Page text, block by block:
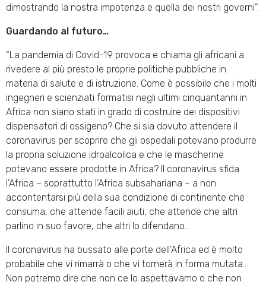
dimostrando la nostra impotenza e quella dei nostri governi”.
Guardando al futuro…
“La pandemia di Covid-19 provoca e chiama gli africani a
rivedere al più presto le proprie politiche pubbliche in
materia di salute e di istruzione. Come è possibile che i molti
ingegneri e scienziati formatisi negli ultimi cinquantanni in
Africa non siano stati in grado di costruire dei dispositivi
dispensatori di ossigeno? Che si sia dovuto attendere il
coronavirus per scoprire che gli ospedali potevano produrre
la propria soluzione idroalcolica e che le mascherine
potevano essere prodotte in Africa? Il coronavirus sfida
l’Africa – soprattutto l’Africa subsahariana – a non
accontentarsi più della sua condizione di continente che
consuma, che attende facili aiuti, che attende che altri
parlino in suo favore, che altri lo difendano…
Il coronavirus ha bussato alle porte dell’Africa ed è molto
probabile che vi rimarrà o che vi tornerà in forma mutata…
Non potremo dire che non ce lo aspettavamo o che non